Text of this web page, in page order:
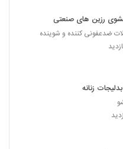
رزین های صنعتی
ضدعفونی کننده و شوینده
زنانه